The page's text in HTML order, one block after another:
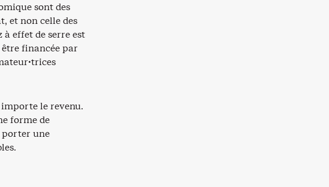
sont des
et non celle des
à effet de serre est
financée par
le revenu.
forme de
porter une